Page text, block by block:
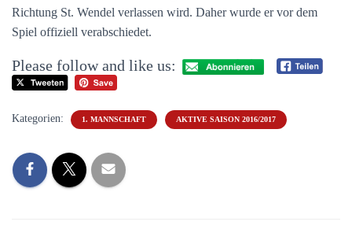
Richtung St. Wendel verlassen wird. Daher wurde er vor dem
Spiel offiziell verabschiedet.
Please follow and like us:
Kategorien: 1. MANNSCHAFT AKTIVE SAISON 2016/2017